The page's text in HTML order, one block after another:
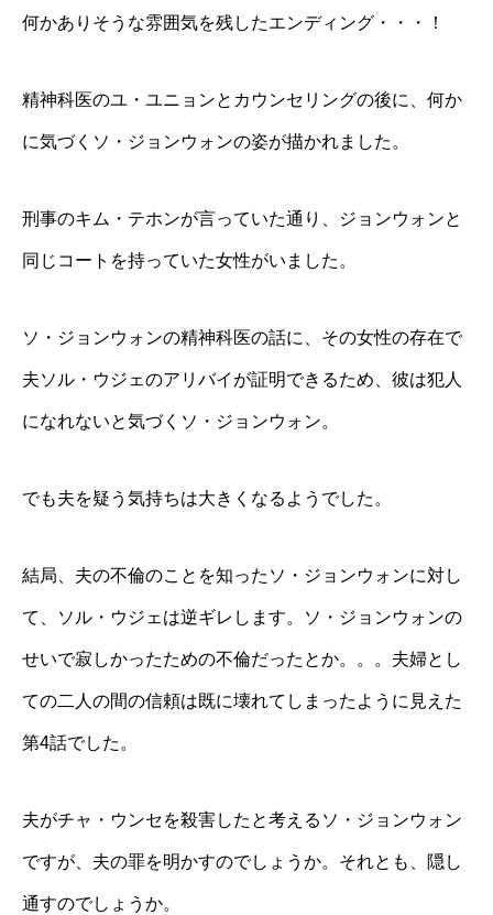
何かありそうな雰囲気を残したエンディング・・・！
精神科医のユ・ユニョンとカウンセリングの後に、何か
に気づくソ・ジョンウォンの姿が描かれました。
刑事のキム・テホンが言っていた通り、ジョンウォンと
同じコートを持っていた女性がいました。
ソ・ジョンウォンの精神科医の話に、その女性の存在で
夫ソル・ウジェのアリバイが証明できるため、彼は犯人
になれないと気づくソ・ジョンウォン。
でも夫を疑う気持ちは大きくなるようでした。
結局、夫の不倫のことを知ったソ・ジョンウォンに対し
て、ソル・ウジェは逆ギレします。ソ・ジョンウォンの
せいで寂しかったための不倫だったとか。。。夫婦とし
ての二人の間の信頼は既に壊れてしまったように見えた
第4話でした。
夫がチャ・ウンセを殺害したと考えるソ・ジョンウォン
ですが、夫の罪を明かすのでしょうか。それとも、隠し
通すのでしょうか。